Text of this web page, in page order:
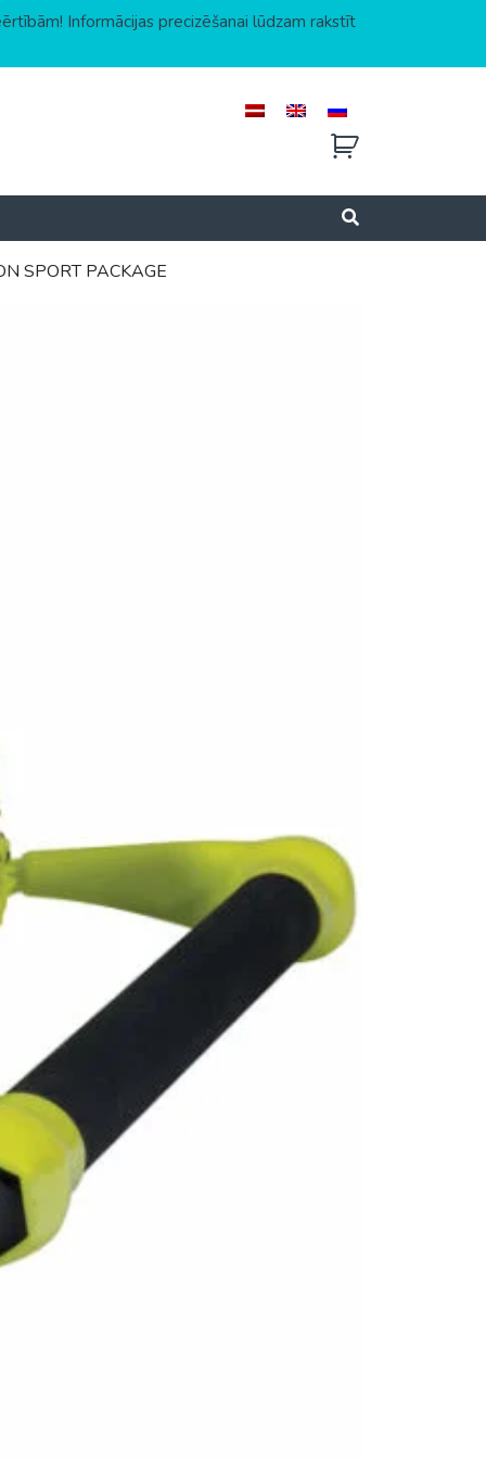
Informācijas precizēšanai lūdzam rakstīt
SPORT PACKAGE